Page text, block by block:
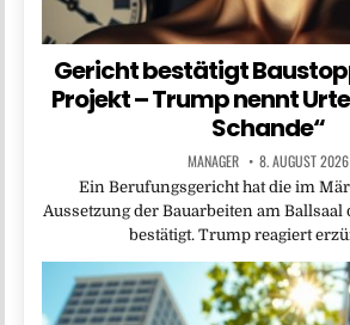
Gericht bestätigt
Projekt – Trump nennt
Schande“
MANAGER 8. AUGUST 2026
Ein Berufungsgericht hat die im
Aussetzung der Bauarbeiten am Ballsaal
bestätigt. Trump reagiert